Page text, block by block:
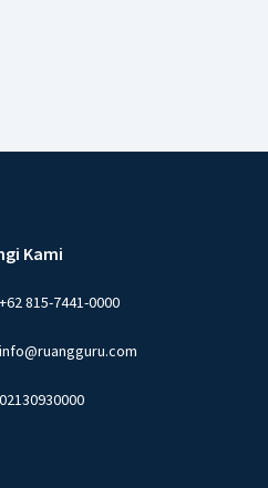
Kami
+62 815-7441-0000
info@ruangguru.com
02130930000